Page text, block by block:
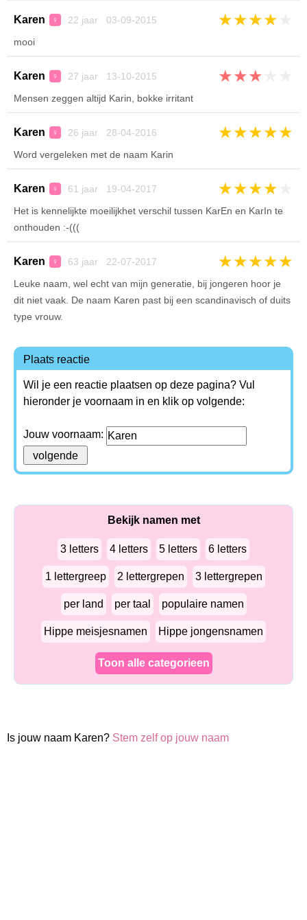
Karen ♀ 22 jaar 03-09-2015 ★★★★
mooi
Karen ♀ 27 jaar 13-10-2015 ★★★
Mensen zeggen altijd Karin, bokke irritant
Karen ♀ 26 jaar 28-04-2016 ★★★★★
Word vergeleken met de naam Karin
Karen ♀ 61 jaar 19-04-2017 ★★★★
Het is kennelijkte moeilijkhet verschil tussen KarEn en KarIn te
onthouden :-(((
Karen ♀ 63 jaar 22-07-2017 ★★★★★
Leuke naam, wel echt van mijn generatie, bij jongeren hoor je
dit niet vaak. De naam Karen past bij een scandinavisch of duits
type vrouw.
Plaats reactie
Wil je een reactie plaatsen op deze pagina? Vul
hieronder je voornaam in en klik op volgende:
Jouw voornaam:
Bekijk namen met
3 letters 4 letters 5 letters 6 letters
1 lettergreep 2 lettergrepen 3 lettergrepen
per land per taal populaire namen
Hippe meisjesnamen Hippe jongensnamen
Toon alle categorieen
Is jouw naam Karen? Stem zelf op jouw naam